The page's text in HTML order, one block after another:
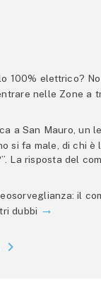
100% elettrico?
nelle Zone a
a San Mauro, un
si fa male, di chi è
La risposta del
il
dubbi